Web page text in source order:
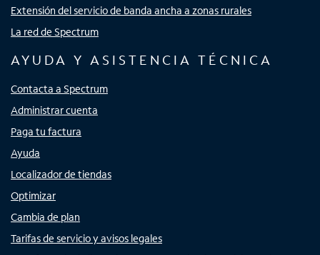
Extensión del servicio de banda ancha a zonas rurales
La red de Spectrum
AYUDA Y ASISTENCIA TÉCNICA
Contacta a Spectrum
Administrar cuenta
Paga tu factura
Ayuda
Localizador de tiendas
Optimizar
Cambia de plan
Tarifas de servicio y avisos legales